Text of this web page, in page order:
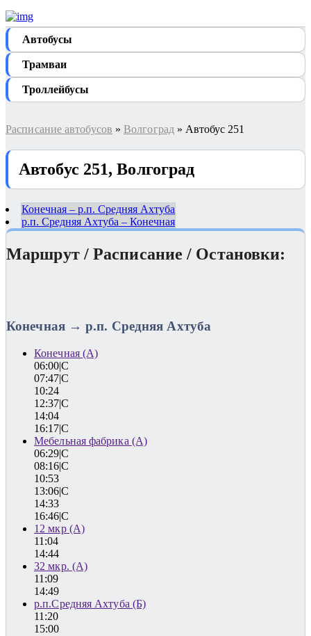
Автобуcы
Трамваи
Троллейбусы
Расписание автобусов » Волгоград » Автобус 251
Автобус 251, Волгоград
Конечная – р.п. Средняя Ахтуба
р.п. Средняя Ахтуба – Конечная
Маршрут / Расписание / Остановки:
Конечная → р.п. Средняя Ахтуба
Конечная (А)
06:00|C
07:47|C
10:24
12:37|C
14:04
16:17|C
Мебельная фабрика (А)
06:29|C
08:16|C
10:53
13:06|C
14:33
16:46|C
12 мкр (А)
11:04
14:44
32 мкр. (А)
11:09
14:49
р.п.Средняя Ахтуба (Б)
11:20
15:00